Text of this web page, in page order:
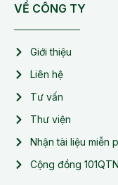
VỀ CÔNG TY
Giới thiệu
Liên hệ
Tư vấn
Thư viện
Nhận tài liệu miễn
Cộng đồng